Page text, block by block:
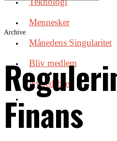
Mennesker
Månedens Singularitet
Bliv medlem
Nyhedsbrev
Archive
Finans